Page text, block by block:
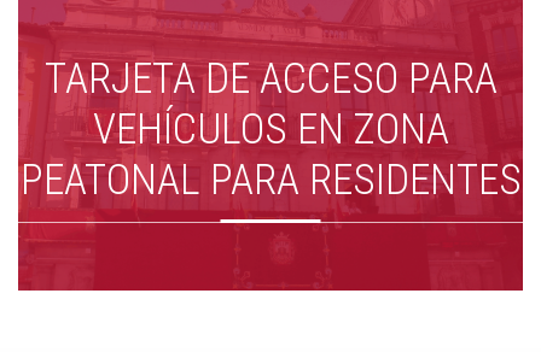
TARJETA DE ACCESO PARA
VEHÍCULOS EN ZONA
PEATONAL PARA RESIDENTES